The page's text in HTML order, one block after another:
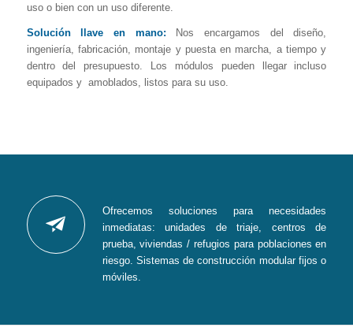
uso o bien con un uso diferente.
Solución llave en mano: Nos encargamos del diseño,
ingeniería, fabricación, montaje y puesta en marcha, a tiempo y
dentro del presupuesto. Los módulos pueden llegar incluso
equipados y amoblados, listos para su uso.
Ofrecemos soluciones para necesidades
inmediatas: unidades de triaje, centros de
prueba, viviendas / refugios para poblaciones en
riesgo. Sistemas de construcción modular fijos o
móviles.